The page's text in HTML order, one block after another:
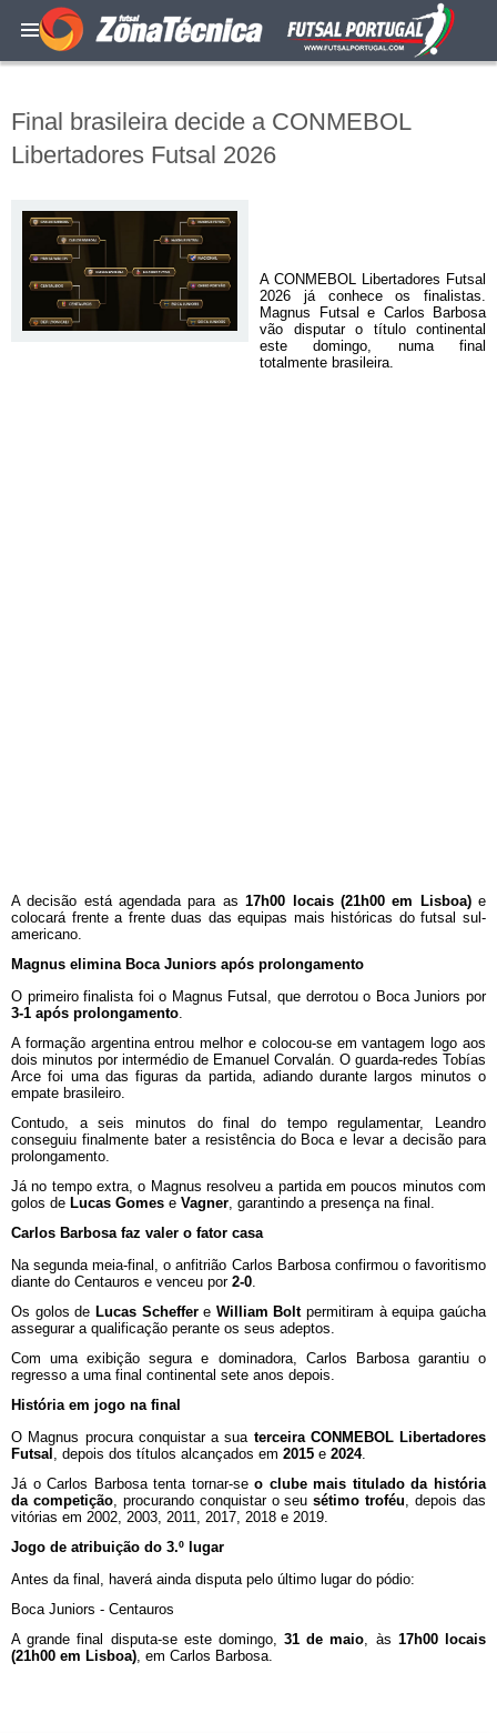
Final brasileira decide a CONMEBOL
Libertadores Futsal 2026
A CONMEBOL Libertadores Futsal
2026 já conhece os finalistas.
Magnus Futsal e Carlos Barbosa
vão disputar o título continental
este domingo, numa final
totalmente brasileira.
A decisão está agendada para as17h00 locais (21h00 em Lisboa)e
colocará frente a frente duas das equipas mais históricas do futsal sul-
americano.
Magnus elimina Boca Juniors após prolongamento
O primeiro finalista foi o Magnus Futsal, que derrotou o Boca Juniors por
3-1 após prolongamento
A formação argentina entrou melhor e colocou-se em vantagem logo aos
dois minutos por intermédio de Emanuel Corvalán. O guarda-redes Tobías
Arce foi uma das figuras da partida, adiando durante largos minutos o
empate brasileiro.
Contudo, a seis minutos do final do tempo regulamentar, Leandro
conseguiu finalmente bater a resistência do Boca e levar a decisão para
prolongamento.
Já no tempo extra, o Magnus resolveu a partida em poucos minutos com
golos de Lucas Gomes e Vagner , garantindo a presença na final.
Carlos Barbosa faz valer o fator casa
Na segunda meia-final, o anfitrião Carlos Barbosa confirmou o favoritismo
diante do Centauros e venceu por 2-0
Os golos de Lucas Scheffere William Boltpermitiram à equipa gaúcha
assegurar a qualificação perante os seus adeptos.
Com uma exibição segura e dominadora, Carlos Barbosa garantiu o
regresso a uma final continental sete anos depois.
História em jogo na final
O Magnus procura conquistar a sua terceira CONMEBOL Libertadores
Futsal
, depois dos títulos alcançados em 2015 e 2024.
Já o Carlos Barbosa tenta tornar-seo clube mais titulado da história
da competição, procurando conquistar o seusétimo troféu , depois das
vitórias em 2002, 2003, 2011, 2017, 2018 e 2019.
Jogo de atribuição do 3.º lugar
Antes da final, haverá ainda disputa pelo último lugar do pódio:
Boca Juniors - Centauros
A grande final disputa-se este domingo,31 de maio , às 17h00 locais
(21h00 em Lisboa) , em Carlos Barbosa.